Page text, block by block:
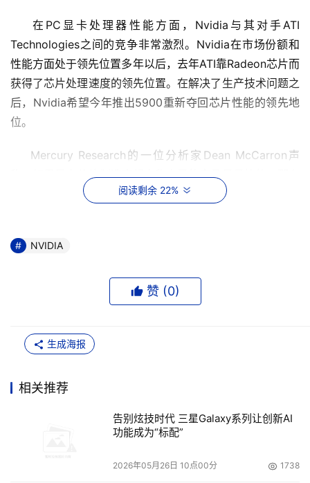
在PC显卡处理器性能方面，Nvidia与其对手ATI
Technologies之间的竞争非常激烈。Nvidia在市场份额和
性能方面处于领先位置多年以后，去年ATI靠Radeon芯片而
获得了芯片处理速度的领先位置。在解决了生产技术问题之
后，Nvidia希望今年推出5900重新夺回芯片性能的领先地
位。
Mercury Research的一位分析家Dean McCarron声
称，如果显卡芯片制造商想自称自己的产品是最快的，那么
基准测试结果就是有价值的。但是这个测试结果对PC游戏
在玩游戏的时候，产品的性能如何，而不是什么测试结果。
的。
阅读剩余 22%
本文来源于DOIT传媒，文章内容仅供参考，不构成投资建议。
NVIDIA
赞 (0)
生成海报
相关推荐
告别炫技时代 三星Galaxy系列让创新AI
功能成为“标配”
2026年05月26日 10点00分 1738